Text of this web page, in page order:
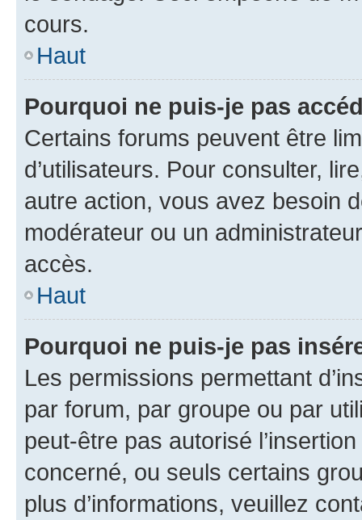
cours.
Haut
Pourquoi ne puis-je pas
Certains forums peuvent être
d’utilisateurs. Pour consulter,
autre action, vous avez besoin
modérateur ou un
accès.
Haut
Pourquoi ne puis-je pas
Les permissions permettant
par forum, par groupe ou par
peut-être pas autorisé
concerné, ou seuls certains
plus d’informations, veuillez